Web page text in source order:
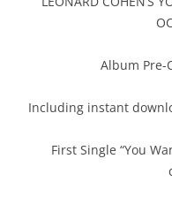
Album Pre-
Including instant
First Single “You